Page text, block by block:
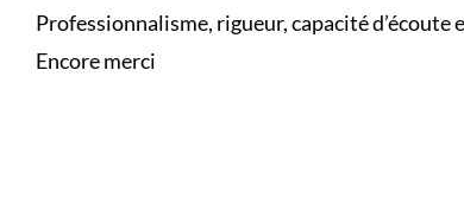
Professionnalisme, rigueur, capacité
Encore merci